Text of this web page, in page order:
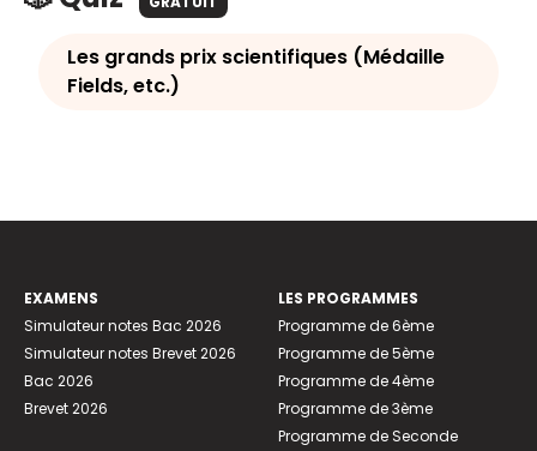
Les grands prix scientifiques (Médaille
Fields, etc.)
EXAMENS
Simulateur notes Bac 2026
Simulateur notes Brevet 2026
Bac 2026
Brevet 2026
LES PROGRAMMES
Programme de 6ème
Programme de 5ème
Programme de 4ème
Programme de 3ème
Programme de Seconde